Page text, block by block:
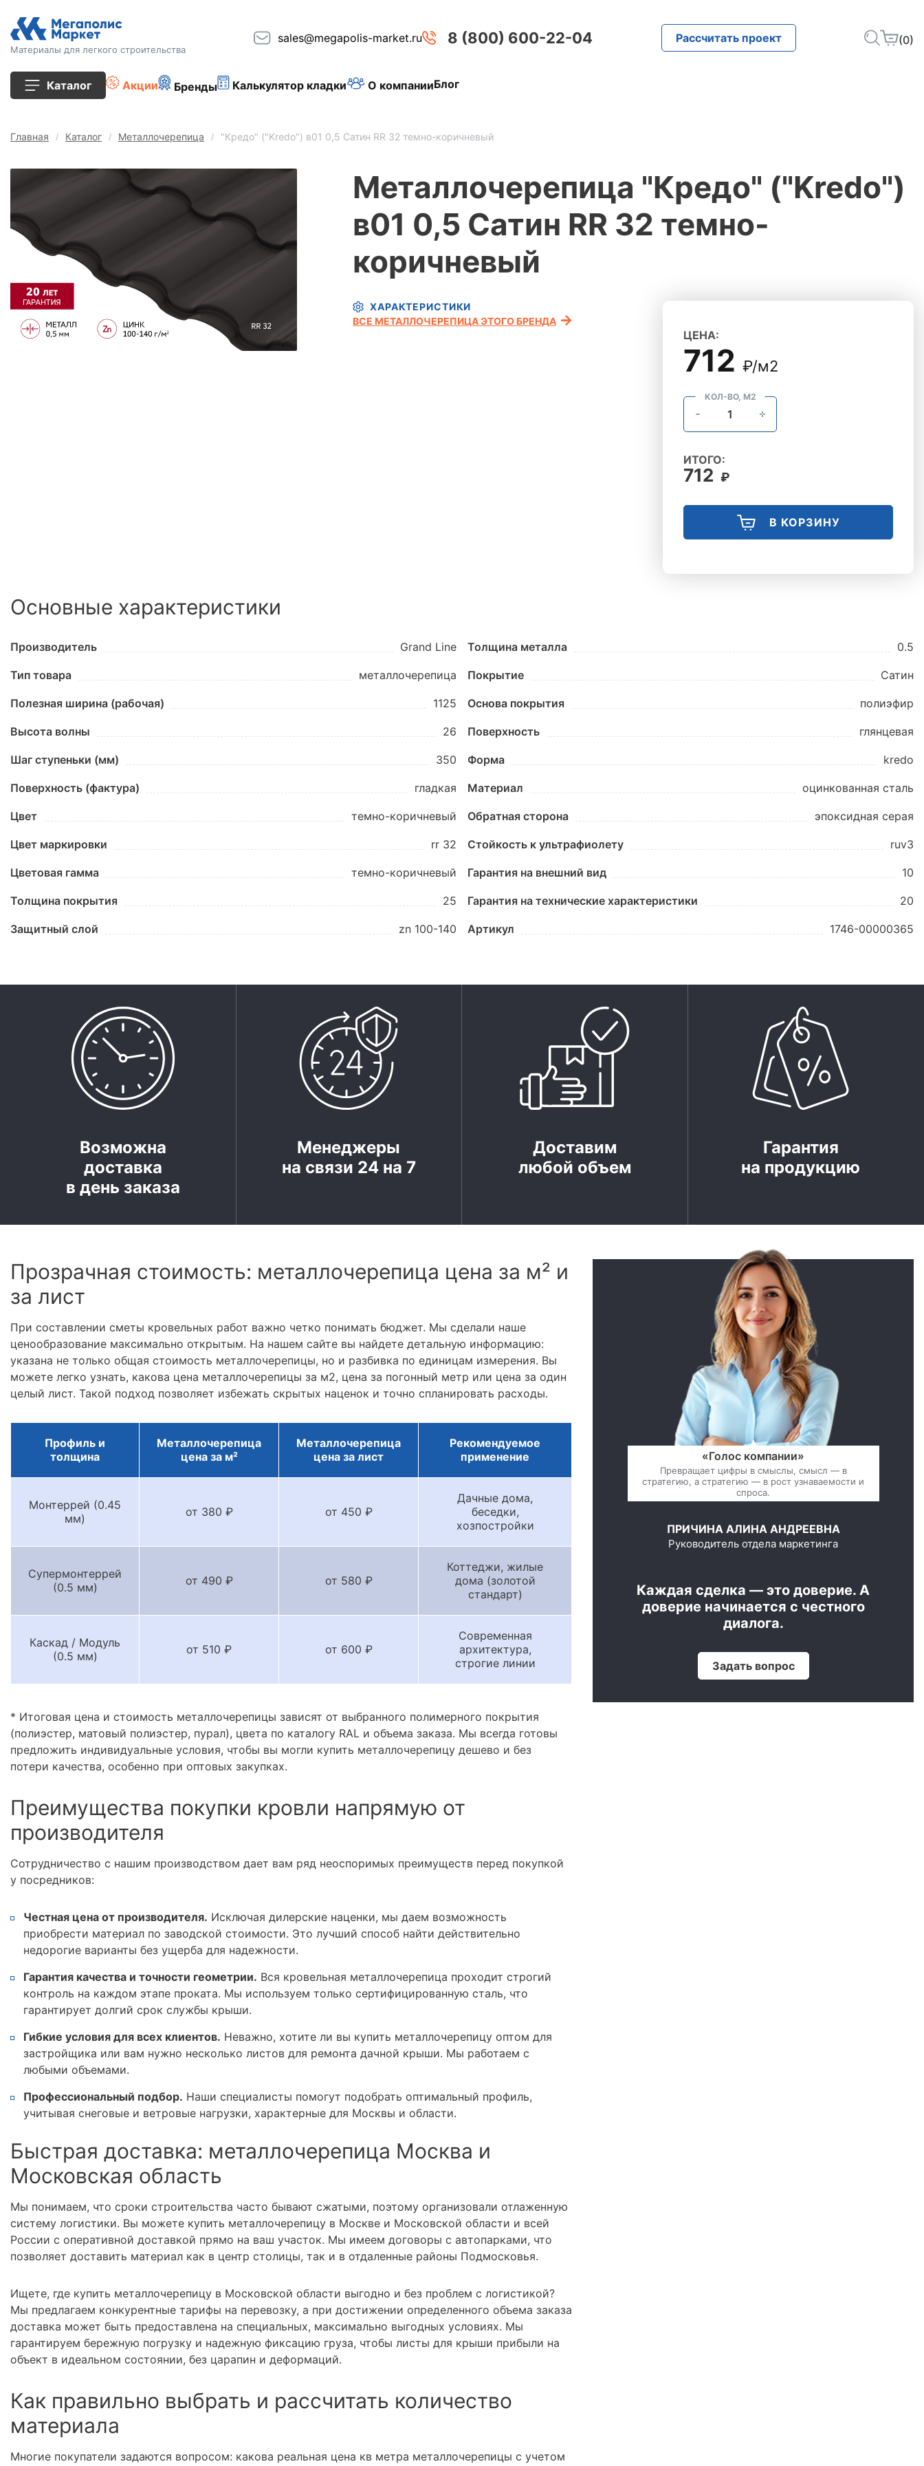
Материалы для легкого строительства
sales@megapolis-market.ru 8 (800) 600-22-04 Рассчитать проект (0)
Каталог
Плиты перекрытия
Сопутствующие товары
Тротуарная плитка
Сайдинг
Акции Бренды Калькулятор кладки О компанииБлог
Главная Каталог Металлочерепица "Кредо" ("Kredo") в01 0,5 Сатин RR 32 темно-коричневый
Металлочерепица "Кредо" ("Kredo")
в01 0,5 Сатин RR 32 темно-
коричневый
ХАРАКТЕРИСТИКИ
ВСЕ МЕТАЛЛОЧЕРЕПИЦА ЭТОГО БРЕНДА
ЦЕНА:
712 ₽/м2
КОЛ-ВО, М2
ИТОГО:
712 ₽
В КОРЗИНУ
Основные характеристики
Производитель Grand Line
Тип товара металлочерепица
Полезная ширина (рабочая) 1125
Высота волны 26
Шаг ступеньки (мм) 350
Поверхность (фактура) гладкая
Цвет темно-коричневый
Цвет маркировки rr 32
Цветовая гамма темно-коричневый
Толщина покрытия 25
Защитный слой zn 100-140
Толщина металла 0.5
Покрытие Сатин
Основа покрытия полиэфир
Поверхность глянцевая
Форма kredo
Материал оцинкованная сталь
Обратная сторона эпоксидная серая
Стойкость к ультрафиолету ruv3
Гарантия на внешний вид 10
Гарантия на технические характеристики 20
Артикул 1746-00000365
Возможна
доставка
в день заказа
Менеджеры
на связи 24 на 7
Доставим
любой объем
Гарантия
на продукцию
Прозрачная стоимость: металлочерепица цена за м² и
за лист
При составлении сметы кровельных работ важно четко понимать бюджет. Мы сделали наше
ценообразование максимально открытым. На нашем сайте вы найдете детальную информацию:
указана не только общая стоимость металлочерепицы, но и разбивка по единицам измерения. Вы
можете легко узнать, какова цена металлочерепицы за м2, цена за погонный метр или цена за один
целый лист. Такой подход позволяет избежать скрытых наценок и точно спланировать расходы.
Профиль и
толщина
Металлочерепица
цена за м²
Металлочерепица
цена за лист
Рекомендуемое
применение
Монтеррей (0.45
мм)
от 380 ₽ от 450 ₽
Дачные дома,
беседки,
хозпостройки
Супермонтеррей
(0.5 мм)
от 490 ₽ от 580 ₽
Коттеджи, жилые
дома (золотой
стандарт)
Каскад / Модуль
(0.5 мм)
от 510 ₽ от 600 ₽
Современная
архитектура,
строгие линии
* Итоговая цена и стоимость металлочерепицы зависят от выбранного полимерного покрытия
(полиэстер, матовый полиэстер, пурал), цвета по каталогу RAL и объема заказа. Мы всегда готовы
предложить индивидуальные условия, чтобы вы могли купить металлочерепицу дешево и без
потери качества, особенно при оптовых закупках.
Преимущества покупки кровли напрямую от
производителя
Сотрудничество с нашим производством дает вам ряд неоспоримых преимуществ перед покупкой
у посредников:
Честная цена от производителя. Исключая дилерские наценки, мы даем возможность
приобрести материал по заводской стоимости. Это лучший способ найти действительно
недорогие варианты без ущерба для надежности.
Гарантия качества и точности геометрии. Вся кровельная металлочерепица проходит строгий
контроль на каждом этапе проката. Мы используем только сертифицированную сталь, что
гарантирует долгий срок службы крыши.
Гибкие условия для всех клиентов. Неважно, хотите ли вы купить металлочерепицу оптом для
застройщика или вам нужно несколько листов для ремонта дачной крыши. Мы работаем с
любыми объемами.
Профессиональный подбор. Наши специалисты помогут подобрать оптимальный профиль,
учитывая снеговые и ветровые нагрузки, характерные для Москвы и области.
Быстрая доставка: металлочерепица Москва и
Московская область
Мы понимаем, что сроки строительства часто бывают сжатыми, поэтому организовали отлаженную
систему логистики. Вы можете купить металлочерепицу в Москве и Московской области и всей
России с оперативной доставкой прямо на ваш участок. Мы имеем договоры с автопарками, что
позволяет доставить материал как в центр столицы, так и в отдаленные районы Подмосковья.
Ищете, где купить металлочерепицу в Московской области выгодно и без проблем с логистикой?
Мы предлагаем конкурентные тарифы на перевозку, а при достижении определенного объема заказа
доставка может быть предоставлена на специальных, максимально выгодных условиях. Мы
гарантируем бережную погрузку и надежную фиксацию груза, чтобы листы для крыши прибыли на
объект в идеальном состоянии, без царапин и деформаций.
Как правильно выбрать и рассчитать количество
материала
Многие покупатели задаются вопросом: какова реальная цена кв метра металлочерепицы с учетом
«Голос компании»
Превращает цифры в смыслы, смысл — в
стратегию, а стратегию — в рост узнаваемости и
спроса.
ПРИЧИНА АЛИНА АНДРЕЕВНА
Руководитель отдела маркетинга
Каждая сделка — это доверие. А
доверие начинается с честного
диалога.
Задать вопрос